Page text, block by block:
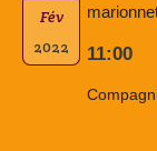
Fév
2022 11:00